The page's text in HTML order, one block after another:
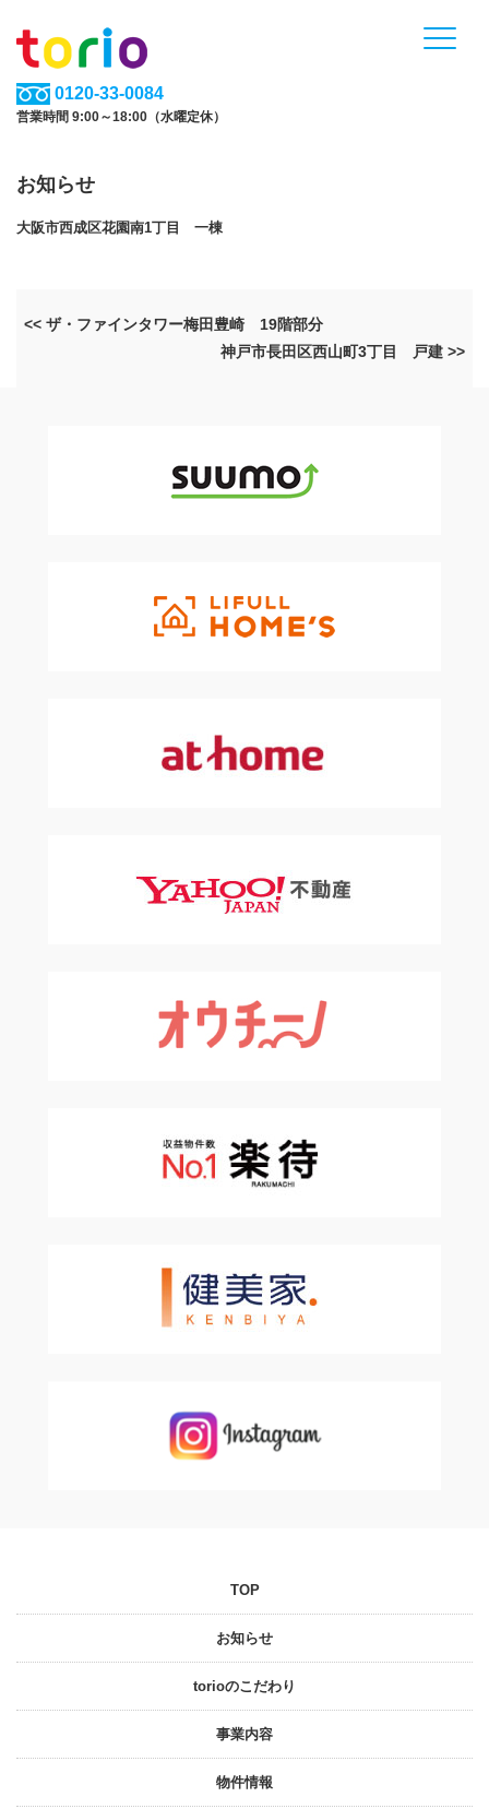
0120-33-0084
営業時間 9:00～18:00（水曜定休）
お知らせ
大阪市西成区花園南1丁目 一棟
<< ザ・ファインタワー梅田豊崎 19階部分
神戸市長田区西山町3丁目 戸建 >>
TOP
お知らせ
torioのこだわり
事業内容
物件情報